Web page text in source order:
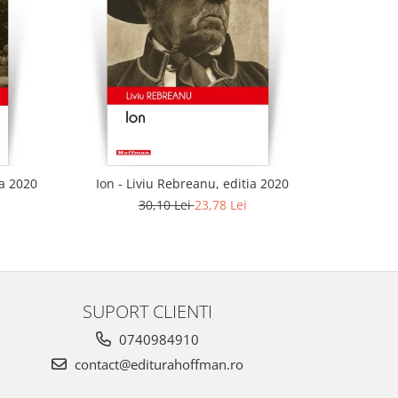
2020
Ion - Liviu Rebreanu, editia 2020
30,10 Lei23,78 Lei
SUPORT CLIENTI
0740984910
contact@editurahoffman.ro